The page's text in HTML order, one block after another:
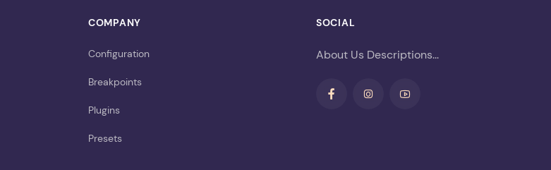
COMPANY
Configuration
Breakpoints
Plugins
Presets
SOCIAL
About Us Descriptions...